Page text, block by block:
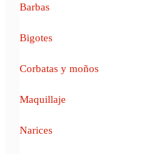
Barbas
Bigotes
Corbatas y moños
Maquillaje
Narices